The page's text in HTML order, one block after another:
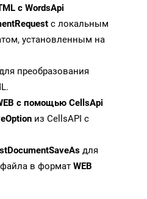
с WordsApi
с локальным
установленным на
преобразования
с помощью CellsApi
из CellsAPI с
для
в формат WEB